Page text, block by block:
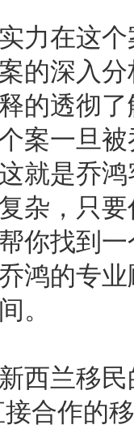
力在这
的深入
的透彻
案一旦
就是乔
杂，只
你找到
鸿的专
。
西兰移
合作的